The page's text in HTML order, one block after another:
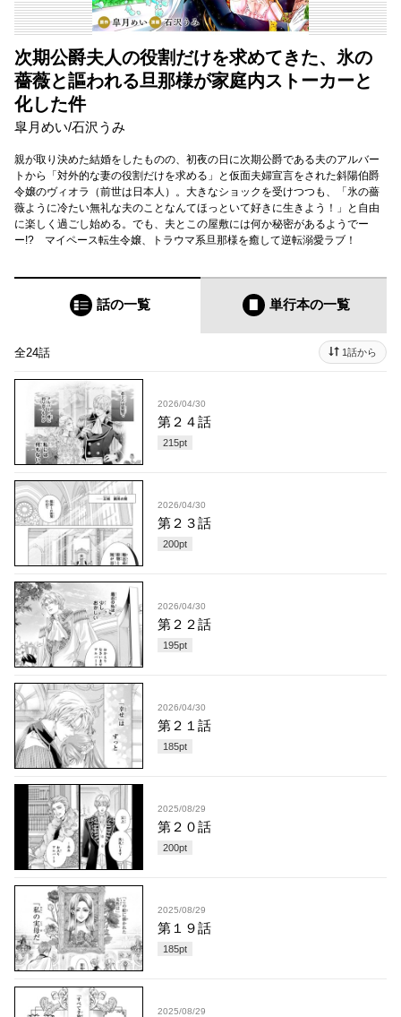
次期公爵夫人の役割だけを求めてきた、氷の
薔薇と謳われる旦那様が家庭内ストーカーと
化した件
皐月めい/石沢うみ
親が取り決めた結婚をしたものの、初夜の日に次期公爵である夫のアルバー
トから「対外的な妻の役割だけを求める」と仮面夫婦宣言をされた斜陽伯爵
令嬢のヴィオラ（前世は日本人）。大きなショックを受けつつも、「氷の薔
薇ように冷たい無礼な夫のことなんてほっといて好きに生きよう！」と自由
に楽しく過ごし始める。でも、夫とこの屋敷には何か秘密があるようでー
ー!? マイペース転生令嬢、トラウマ系旦那様を癒して逆転溺愛ラブ！
話の一覧 単行本の一覧
全24話 1話から
2026/04/30
第２４話
215pt
2026/04/30
第２３話
200pt
2026/04/30
第２２話
195pt
2026/04/30
第２１話
185pt
2025/08/29
第２０話
200pt
2025/08/29
第１９話
185pt
2025/08/29